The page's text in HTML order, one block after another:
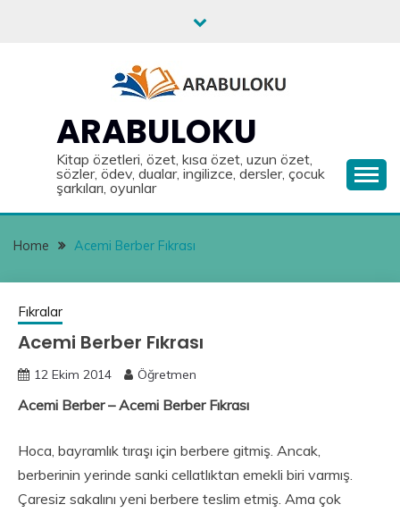
ARABULOKU
Kitap özetleri, özet, kısa özet, uzun özet,
sözler, ödev, dualar, ingilizce, dersler, çocuk
şarkıları, oyunlar
Home Acemi Berber Fıkrası
Fıkralar
Acemi Berber Fıkrası
12 Ekim 2014 Öğretmen
Acemi Berber – Acemi Berber Fıkrası
Hoca, bayramlık tıraşı için berbere gitmiş. Ancak,
berberinin yerinde sanki cellatlıktan emekli biri varmış.
Çaresiz sakalını yeni berbere teslim etmiş. Ama çok